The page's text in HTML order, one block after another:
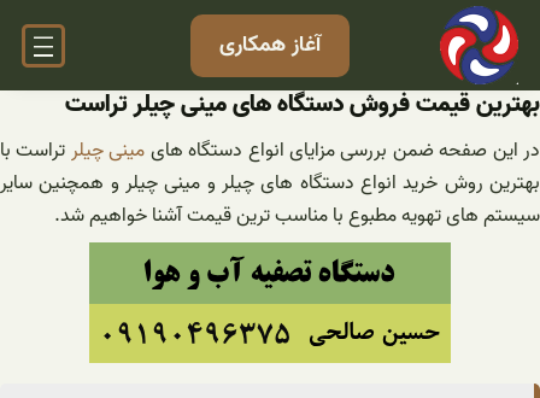
رفتن
محتوا
آغاز همکاری
بهترین قیمت فروش دستگاه های مینی چیلر تراست
در این صفحه ضمن بررسی مزایای انواع دستگاه هایمینی چیلر تراست با
بهترین روش خرید انواع دستگاه های چیلر و مینی چیلر و همچنین سایر
سیستم های تهویه مطبوع با مناسب ترین قیمت آشنا خواهیم شد.